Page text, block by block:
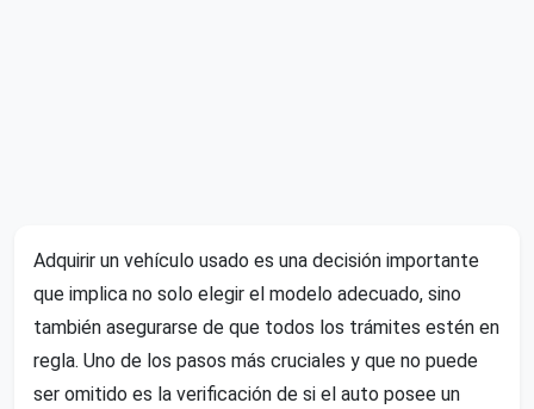
Adquirir un vehículo usado es una decisión importante
que implica no solo elegir el modelo adecuado, sino
también asegurarse de que todos los trámites estén en
regla. Uno de los pasos más cruciales y que no puede
ser omitido es la verificación de si el auto posee un